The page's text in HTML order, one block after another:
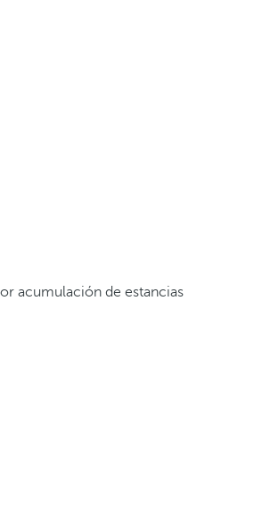
acumulación de estancias